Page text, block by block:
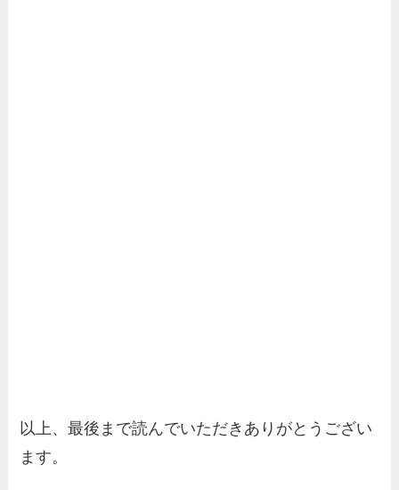
以上、最後まで読んでいただきありがとうござい
ます。